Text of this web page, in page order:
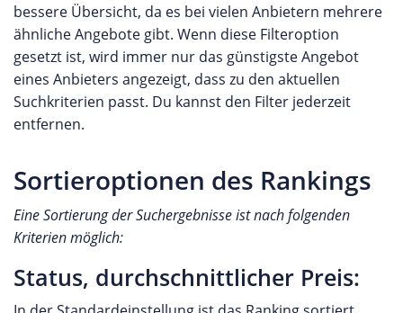
bessere Übersicht, da es bei vielen Anbietern mehrere
ähnliche Angebote gibt. Wenn diese Filteroption
gesetzt ist, wird immer nur das günstigste Angebot
eines Anbieters angezeigt, dass zu den aktuellen
Suchkriterien passt. Du kannst den Filter jederzeit
entfernen.
Sortieroptionen des Rankings
Eine Sortierung der Suchergebnisse ist nach folgenden
Kriterien möglich:
Status, durchschnittlicher Preis: